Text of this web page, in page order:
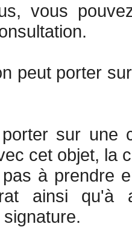
vous
peut porter
sur une
cet objet, la
à prendre
ainsi qu'à